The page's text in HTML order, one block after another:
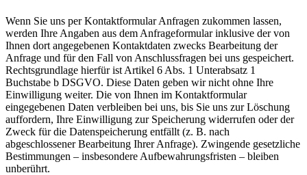
Wenn Sie uns per Kontaktformular Anfragen zukommen lassen,
werden Ihre Angaben aus dem Anfrageformular inklusive der von
Ihnen dort angegebenen Kontaktdaten zwecks Bearbeitung der
Anfrage und für den Fall von Anschlussfragen bei uns gespeichert.
Rechtsgrundlage hierfür ist Artikel 6 Abs. 1 Unterabsatz 1
Buchstabe b DSGVO. Diese Daten geben wir nicht ohne Ihre
Einwilligung weiter. Die von Ihnen im Kontaktformular
eingegebenen Daten verbleiben bei uns, bis Sie uns zur Löschung
auffordern, Ihre Einwilligung zur Speicherung widerrufen oder der
Zweck für die Datenspeicherung entfällt (z. B. nach
abgeschlossener Bearbeitung Ihrer Anfrage). Zwingende gesetzliche
Bestimmungen – insbesondere Aufbewahrungsfristen – bleiben
unberührt.